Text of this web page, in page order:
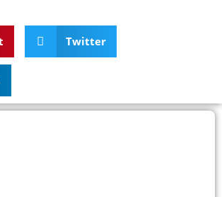
Twitter